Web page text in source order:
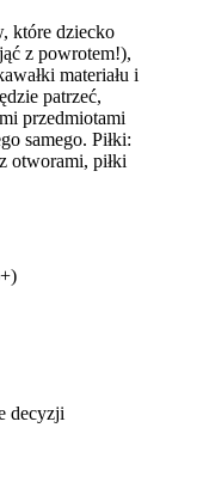
które dziecko
z powrotem!),
materiału i
patrzeć,
przedmiotami
samego. Piłki:
otworami, piłki
decyzji